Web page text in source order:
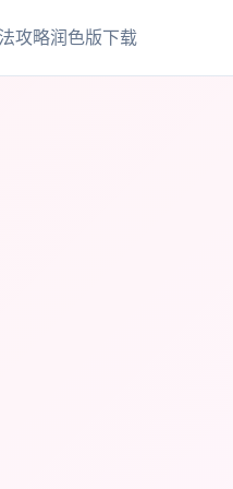
攻略润色版下载